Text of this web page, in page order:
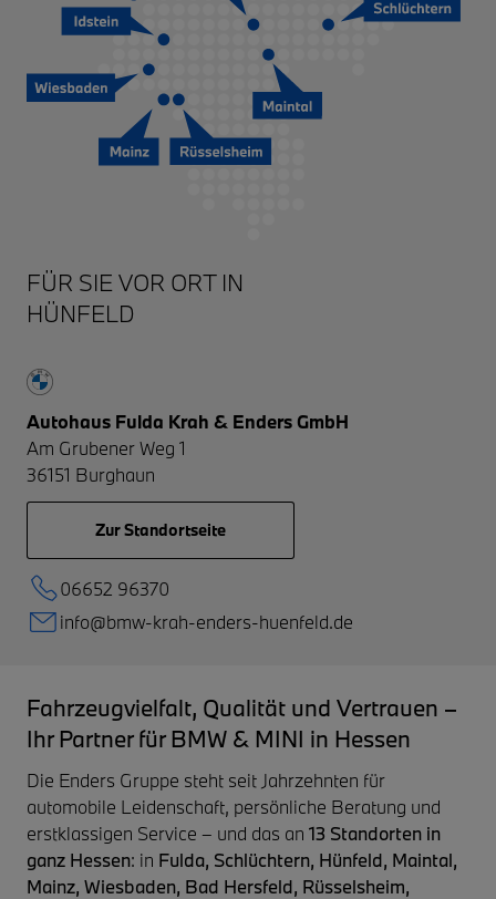
HÜNFELD
Autohaus Fulda Krah & Enders GmbH
Am Grubener Weg 1
36151 Burghaun
Zur Standortseite
06652 96370
info@bmw-krah-enders-huenfeld.de
Fahrzeugvielfalt, Qualität und Vertrauen –
Ihr Partner für BMW & MINI in Hessen
Die Enders Gruppe steht seit Jahrzehnten für
automobile Leidenschaft, persönliche Beratung und
erstklassigen Service – und das an 13 Standorten in
ganz Hessen: in Fulda, Schlüchtern, Hünfeld, Maintal,
Mainz, Wiesbaden, Bad Hersfeld, Rüsselsheim,